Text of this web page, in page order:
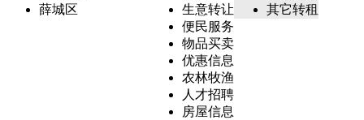
薛城区
生意转让
便民服务
物品买卖
优惠信息
农林牧渔
人才招聘
房屋信息
其它转租